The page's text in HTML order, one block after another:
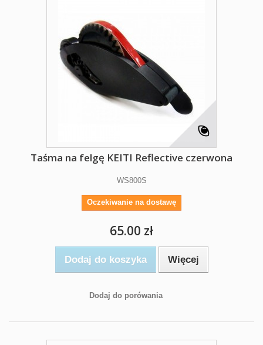
Taśma na felgę KEITI Reflective czerwona
WS800S
Oczekiwanie na dostawę
65.00 zł
Dodaj do koszyka Więcej
Dodaj do porówania